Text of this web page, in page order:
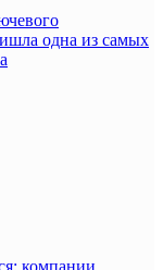
одна из самых
компании